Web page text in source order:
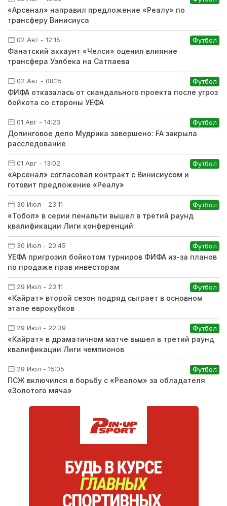
«Арсенал» направил предложение «Реалу» по
трансферу Винисиуса
02 Авг - 12:15 Футбол
Фанатский аккаунт «Челси» оценил влияние
трансфера Уэлбека на Сатпаева
02 Авг - 08:15 Футбол
ФИФА отказалась от скандального проекта после угроз
бойкота со стороны УЕФА
01 Авг - 14:23 Футбол
Допинговое дело Мудрика завершено: FA закрыла
расследование
01 Авг - 13:02 Футбол
«Арсенал» согласовал контракт с Винисиусом и
готовит предложение «Реалу»
30 Июл - 23:11 Футбол
«Тобол» в серии пенальти вышел в третий раунд
квалификации Лиги конференций
30 Июл - 20:45 Футбол
УЕФА пригрозил бойкотом турниров ФИФА из-за планов
по продаже прав инвесторам
29 Июл - 23:11 Футбол
«Кайрат» второй сезон подряд сыграет в основном
этапе еврокубков
29 Июл - 22:39 Футбол
«Кайрат» в драматичном матче вышел в третий раунд
квалификации Лиги чемпионов
29 Июл - 15:05 Футбол
ПСЖ включился в борьбу с «Реалом» за обладателя
«Золотого мяча»